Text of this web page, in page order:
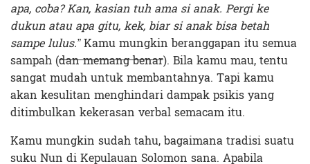
apa, coba? Kan, kasian tuh ama si anak. Pergi ke
dukun atau apa gitu, kek, biar si anak bisa betah
sampe lulus.”Kamu mungkin beranggapan itu semua
sampah (dan memang benar). Bila kamu mau, tentu
sangat mudah untuk membantahnya. Tapi kamu
akan kesulitan menghindari dampak psikis yang
ditimbulkan kekerasan verbal semacam itu.
Kamu mungkin sudah tahu, bagaimana tradisi suatu
suku Nun di Kepulauan Solomon sana. Apabila